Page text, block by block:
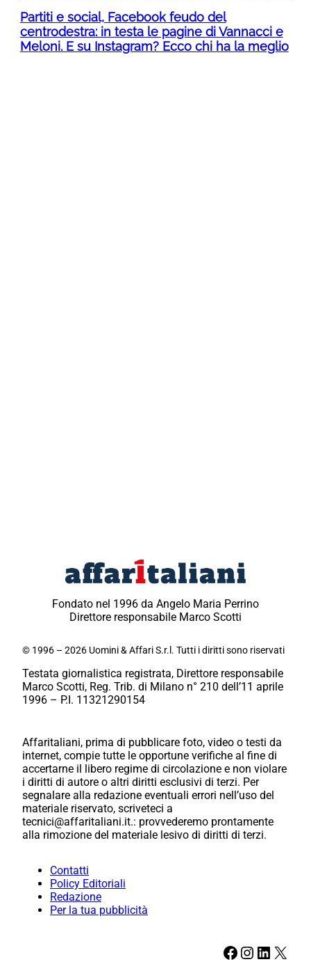
Partiti e social, Facebook feudo del
centrodestra: in testa le pagine di Vannacci e
Meloni. E su Instagram? Ecco chi ha la meglio
Fondato nel 1996 da Angelo Maria Perrino
Direttore responsabile Marco Scotti
© 1996 – 2026 Uomini & Affari S.r.l. Tutti i diritti sono riservati
Testata giornalistica registrata, Direttore responsabile
Marco Scotti, Reg. Trib. di Milano n° 210 dell’11 aprile
1996 – P.I. 11321290154
Affaritaliani, prima di pubblicare foto, video o testi da
internet, compie tutte le opportune verifiche al fine di
accertarne il libero regime di circolazione e non violare
i diritti di autore o altri diritti esclusivi di terzi. Per
segnalare alla redazione eventuali errori nell’uso del
materiale riservato, scriveteci a
tecnici@affaritaliani.it.: provvederemo prontamente
alla rimozione del materiale lesivo di diritti di terzi.
Contatti
Policy Editoriali
Redazione
Per la tua pubblicità
Facebook Instagram LinkedIn X